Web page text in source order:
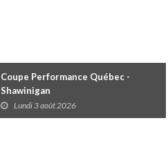
Coupe Performance Québec -
Shawinigan
Lundi 3 août 2026